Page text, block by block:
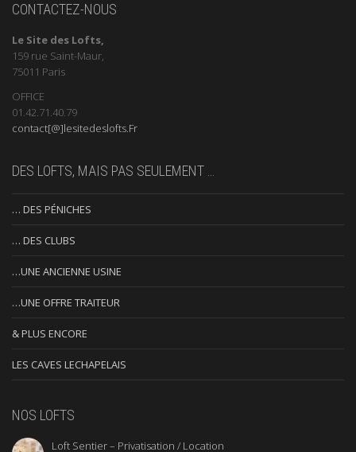
CONTACTEZ-NOUS
Le Site des Lofts,
159 rue Saint-Maur,
75011 Paris
OFFICE
01.42.71.40.79
contact[@]lesitedeslofts.Fr
DES LOFTS, MAIS PAS SEULEMENT …
… DES PÉNICHES
… DES CLUBS
…UNE ANCIENNE USINE
…UNE OFFRE TRAITEUR
& PLUS ENCORE
LES CAVES LECHAPELAIS
NOS LOFTS
Loft Sentier – Privatisation / Location